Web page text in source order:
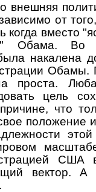
внешняя
от
когда вместо
Обама. Во
накалена
Обамы.
проста.
цель
что
положение
США
вектор.